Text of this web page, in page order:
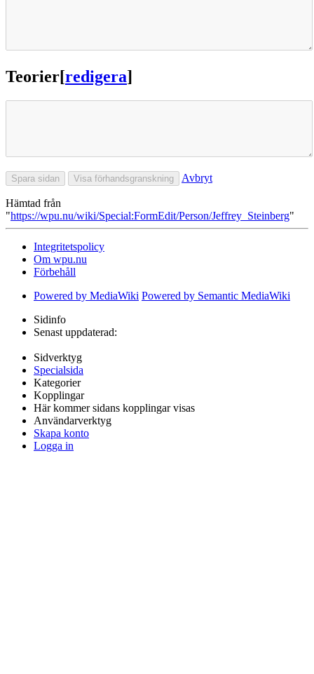
Teorier[redigera]
Avbryt
Hämtad från
"https://wpu.nu/wiki/Special:FormEdit/Person/Jeffrey_Steinberg"
Integritetspolicy
Om wpu.nu
Förbehåll
Powered by MediaWiki Powered by Semantic MediaWiki
Sidinfo
Senast uppdaterad:
Sidverktyg
Specialsida
Kategorier
Kopplingar
Här kommer sidans kopplingar visas
Användarverktyg
Skapa konto
Logga in